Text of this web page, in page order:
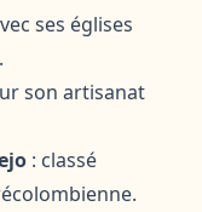
ses églises
son artisanat
: classé